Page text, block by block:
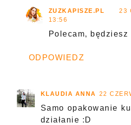
ZUZKAPISZE.PL
23
13:56
Polecam, będziesz
ODPOWIEDZ
KLAUDIA ANNA 22
Samo opakowanie
działanie :D